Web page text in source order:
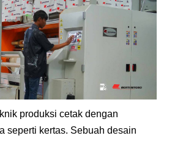
produksi cetak dengan
seperti kertas. Sebuah desain